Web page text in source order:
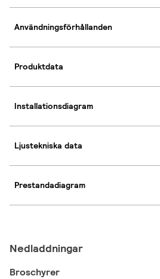
Användningsförhållanden
Produktdata
Installationsdiagram
Ljustekniska data
Prestandadiagram
Nedladdningar
Broschyrer